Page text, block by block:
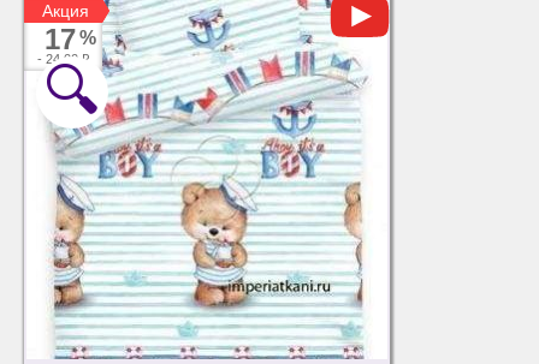
Акция
17%
- 24.00 ₽
Акция
🔍